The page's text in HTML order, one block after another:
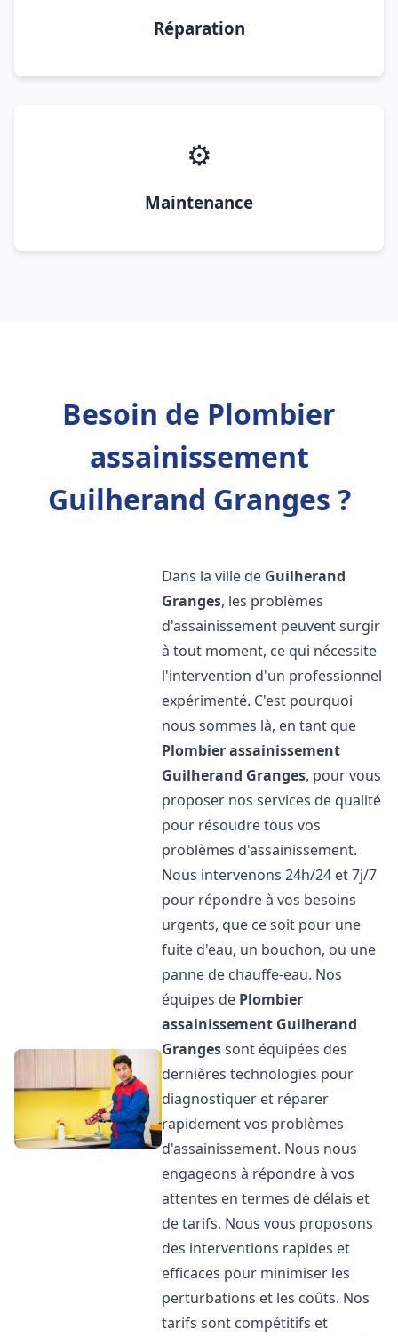
Réparation
⚙️
Maintenance
Besoin de Plombier
assainissement
Guilherand Granges ?
Dans la ville de Guilherand
Granges, les problèmes
d'assainissement peuvent surgir
à tout moment, ce qui nécessite
l'intervention d'un professionnel
expérimenté. C'est pourquoi
nous sommes là, en tant que
Plombier assainissement
Guilherand Granges, pour vous
proposer nos services de qualité
pour résoudre tous vos
problèmes d'assainissement.
Nous intervenons 24h/24 et 7j/7
pour répondre à vos besoins
urgents, que ce soit pour une
fuite d'eau, un bouchon, ou une
panne de chauffe-eau. Nos
équipes de Plombier
assainissement Guilherand
Grangessont équipées des
dernières technologies pour
diagnostiquer et réparer
rapidement vos problèmes
d'assainissement. Nous nous
engageons à répondre à vos
attentes en termes de délais et
de tarifs. Nous vous proposons
des interventions rapides et
efficaces pour minimiser les
perturbations et les coûts. Nos
tarifs sont compétitifs et